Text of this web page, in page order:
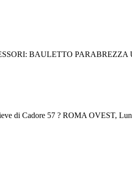
BAULETTO
di Cadore 57 ? ROMA OVEST,